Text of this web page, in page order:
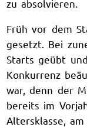
zu absolvieren.
Früh vor dem
gesetzt. Bei
Starts geübt
Konkurrenz
war, denn der
bereits im
Altersklasse,